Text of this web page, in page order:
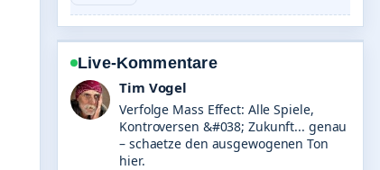
Live-Kommentare
Mila Kruger
Hilfreicher Kontext zu Frauke Brosius-
Gersdorf: Biografie und gescheiterte
Kandidatur. Bitte haltet diesen
Liveticker aktuell.